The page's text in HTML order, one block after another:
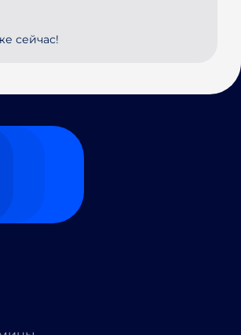
сейчас!